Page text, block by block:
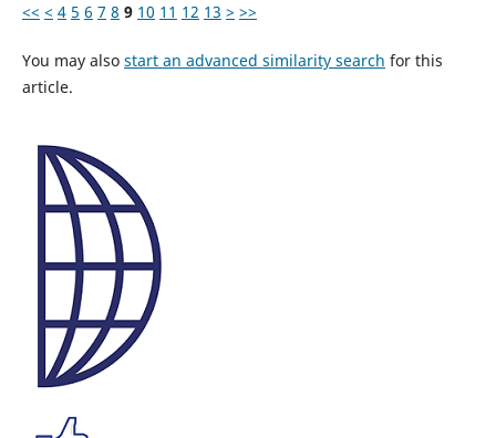
<< < 4 5 6 7 8 9 10 11 12 13 > >>
You may also start an advanced similarity search for this
article.